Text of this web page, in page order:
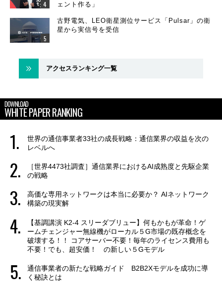
ェント作る」
古野電気、LEO衛星測位サービス「Pulsar」の衛
星から実信号を受信
アクセスランキング一覧
DOWNLOAD
WHITE PAPER RANKING
世界の通信事業者33社の成長戦略：通信業界の収益を次の
レベルへ
［世界4473社調査］通信業界におけるAI成熟度と先駆企業
の戦略
高価な専用ネットワークは本当に必要か？ AIネットワーク
構築の現実解
【基調講演 K2-4 スリーダブリュー】何もかもが革命！ゲ
ームチェンジャー無線機がローカル５G市場の既存概念を
破壊する！！ コアサーバー不要！毎年のライセンス費用も
不要！でも、超安価！ の新しい５Gモデル
通信事業者の新たな戦略ガイド B2B2Xモデルを成功に導
く秘訣とは